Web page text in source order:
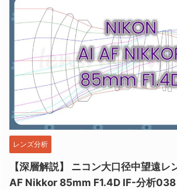
レンズ分析
【深層解説】 ニコン大口径中望遠レ
AF Nikkor 85mm F1.4D IF-分析038